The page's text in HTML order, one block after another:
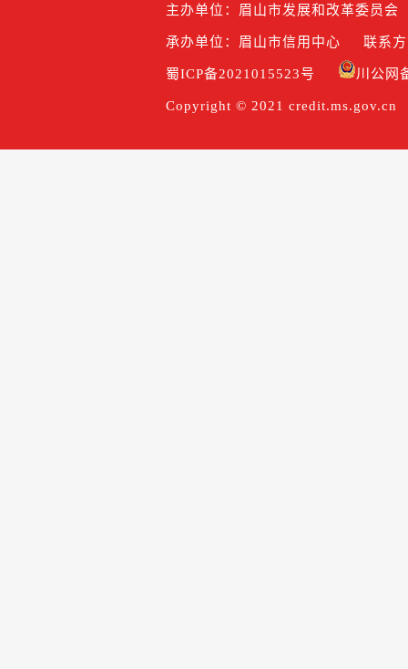
主办单位：眉山市发展和改革委员会
承办单位：眉山市信用中心 联系
蜀ICP备2021015523号 川公网
Copyright © 2021 credit.ms.gov.cn